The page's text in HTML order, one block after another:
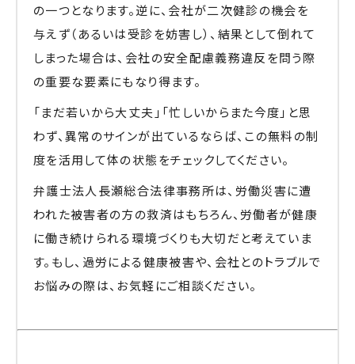
の一つとなります。逆に、会社が二次健診の機会を
与えず（あるいは受診を妨害し）、結果として倒れて
しまった場合は、会社の安全配慮義務違反を問う際
の重要な要素にもなり得ます。
「まだ若いから大丈夫」「忙しいからまた今度」と思
わず、異常のサインが出ているならば、この無料の制
度を活用して体の状態をチェックしてください。
弁護士法人長瀬総合法律事務所は、労働災害に遭
われた被害者の方の救済はもちろん、労働者が健康
に働き続けられる環境づくりも大切だと考えていま
す。もし、過労による健康被害や、会社とのトラブルで
お悩みの際は、お気軽にご相談ください。